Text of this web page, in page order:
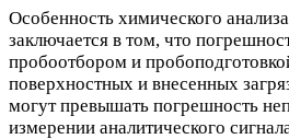
Особенность химического
заключается в том, что
пробоотбором и
поверхностных и внесенных
могут превышать погрешность
измерении аналитического